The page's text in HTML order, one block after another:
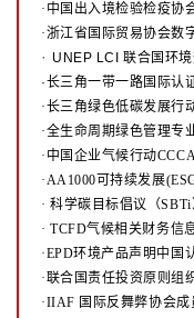
·中国出入境检验检疫协
·浙江省国际贸易协会数
· UNEP LCI 联合国环
·长三角一带一路国际认
·长三角绿色低碳发展行
·全生命周期绿色管理专
·中国企业气候行动
·AA1000可持续发展
·科学碳目标倡议（SBTi
·TCFD气候相关财务信
·EPD环境产品声明中国
·联合国责任投资原则组
·IIAF 国际反舞弊协会成